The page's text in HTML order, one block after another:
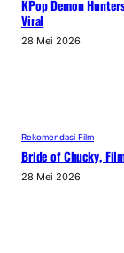
KPop Demon
Viral
28 Mei 2026
Rekomendasi Film
Bride of Chucky,
28 Mei 2026